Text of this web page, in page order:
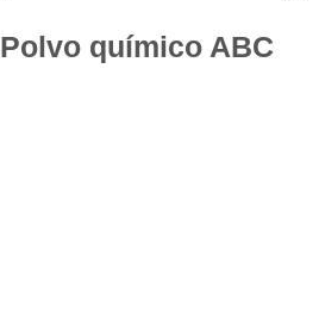
Polvo químico ABC